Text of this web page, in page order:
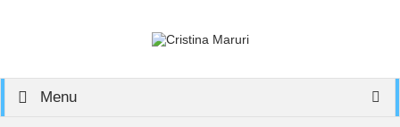
Menu